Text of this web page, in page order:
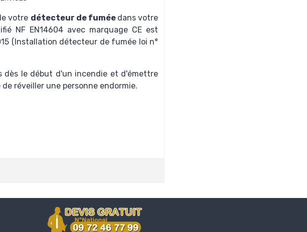
votre détecteur de fumée dans votre
NF EN14604 avec marquage CE est
(Installation détecteur de fumée loi n°
dès le début d'un incendie et d'émettre
réveiller une personne endormie.